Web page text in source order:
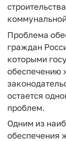
Проблема
граждан
которыми
обеспечению
остается
проблем.
Одним из
обеспечения